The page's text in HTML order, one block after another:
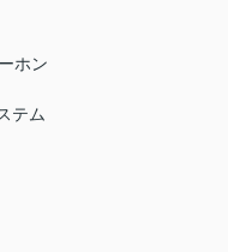
ホン
テム